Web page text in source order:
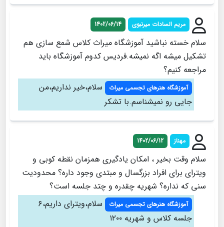
مریم السادات میرنبوی 1402/06/14
سلام خسته نباشید آموزشگاه میراث کلاس شمع سازی هم
تشکیل میشه اگه نمیشه.فردیس کدوم آموزشگاه باید
مراجعه کنیم؟
آموزشگاه هنرهای تجسمی میراث
سلام،خیر نداریم،من
جایی رو نمیشناسم.با تشکر
مهناز 1402/06/12
سلام وقت بخیر ، امکان یادگیری همزمان نقطه کوبی و
ویترای برای افراد بزرگسال و مبتدی وجود داره؟ محدودیت
سنی که نداره؟ شهریه چقدره و چتد جلسه است؟
آموزشگاه هنرهای تجسمی میراث
سلام،ویترای داریم،۶
جلسه کلاس و شهریه ۱۲۰۰